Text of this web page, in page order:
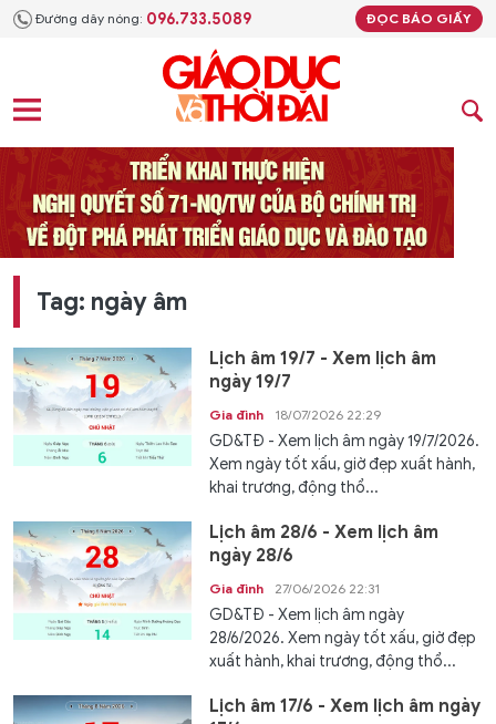
Đường dây nóng: 096.733.5089 ĐỌC BÁO GIẤY
Tag: ngày âm
Lịch âm 19/7 - Xem lịch âm
ngày 19/7
Gia đình 18/07/2026 22:29
GD&TĐ - Xem lịch âm ngày 19/7/2026.
Xem ngày tốt xấu, giờ đẹp xuất hành,
khai trương, động thổ...
Lịch âm 28/6 - Xem lịch âm
ngày 28/6
Gia đình 27/06/2026 22:31
GD&TĐ - Xem lịch âm ngày
28/6/2026. Xem ngày tốt xấu, giờ đẹp
xuất hành, khai trương, động thổ...
Lịch âm 17/6 - Xem lịch âm ngày